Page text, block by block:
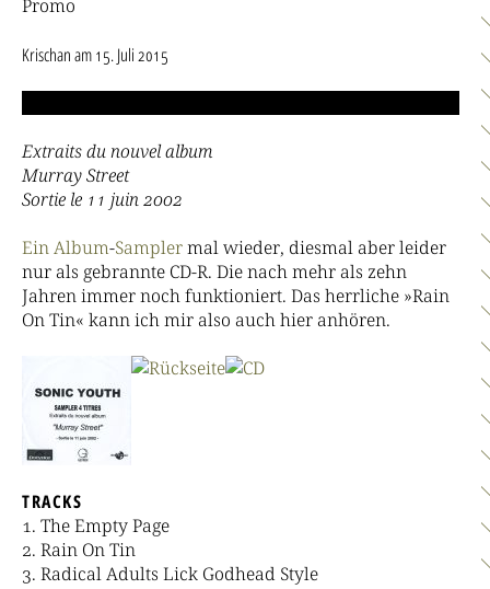
Promo
Krischanam15. Juli 2015
Extraits du nouvel album
Murray Street
Sortie le 11 juin 2002
EinAlbum-Samplermal wieder, diesmal aber leider
nur als gebrannte CD-R. Die nach mehr als zehn
Jahren immer noch funktioniert. Das herrliche »Rain
On Tin« kann ich mir also auch hier anhören.
TRACKS
The Empty Page
Rain On Tin
Radical Adults Lick Godhead Style